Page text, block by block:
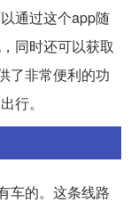
通过这个app随
同时还可以获取
了非常便利的功
行。
车的。这条线路